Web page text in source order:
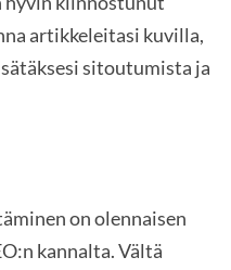
artikkeleitasi kuvilla,
sitoutumista ja
on olennaisen
kannalta. Vältä